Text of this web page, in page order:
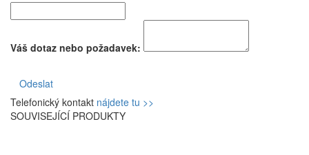
Váš dotaz nebo požadavek:
Odeslat
Telefonický kontakt nájdete tu >>
SOUVISEJÍCÍ PRODUKTY